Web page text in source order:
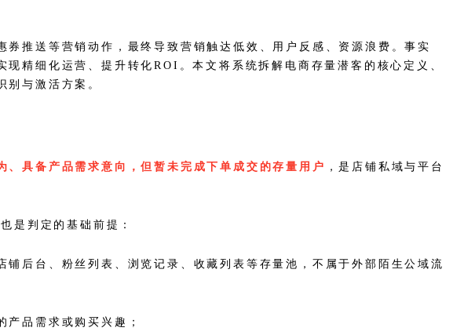
推送等营销动作，最终导致营销触达低效、用户反感、资源浪费。事实
精细化运营、提升转化ROI。本文将系统拆解电商存量潜客的核心定义、
别与激活方案。
、具备产品需求意向，但暂未完成下单成交的存量用户
，是店铺私域与平台
也是判定的基础前提：
后台、粉丝列表、浏览记录、收藏列表等存量池，不属于外部陌生公域流
品需求或购买兴趣；